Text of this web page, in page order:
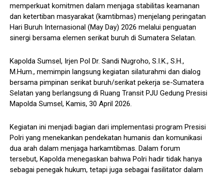
memperkuat komitmen dalam menjaga stabilitas keamanan
dan ketertiban masyarakat (kamtibmas) menjelang peringatan
Hari Buruh Internasional (May Day) 2026 melalui penguatan
sinergi bersama elemen serikat buruh di Sumatera Selatan.
Kapolda Sumsel, Irjen Pol Dr. Sandi Nugroho, S.I.K., S.H.,
M.Hum., memimpin langsung kegiatan silaturahmi dan dialog
bersama pimpinan serikat buruh/serikat pekerja se-Sumatera
Selatan yang berlangsung di Ruang Transit PJU Gedung Presisi
Mapolda Sumsel, Kamis, 30 April 2026.
Kegiatan ini menjadi bagian dari implementasi program Presisi
Polri yang menekankan pendekatan humanis dan komunikasi
dua arah dalam menjaga harkamtibmas. Dalam forum
tersebut, Kapolda menegaskan bahwa Polri hadir tidak hanya
sebagai penegak hukum, tetapi juga sebagai fasilitator dalam